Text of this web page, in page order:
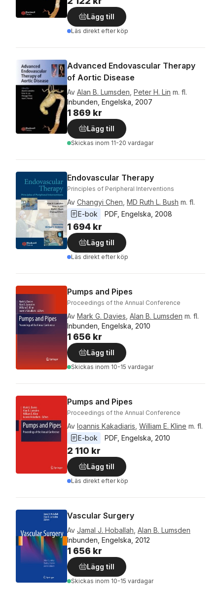
Lägg till
Läs direkt efter köp
Advanced Endovascular Therapy
of Aortic Disease
Av Alan B. Lumsden Peter H. Lin m. fl.
Inbunden, Engelska, 2007
1 869 kr
Lägg till
Skickas inom 11-20 vardagar
Endovascular Therapy
Principles of Peripheral Interventions
Av Changyi Chen MD Ruth L. Bush m. fl.
E-bok
PDF Engelska 2008
1 694 kr
Lägg till
Läs direkt efter köp
Pumps and Pipes
Proceedings of the Annual Conference
Av Mark G. Davies Alan B. Lumsden m. fl.
Inbunden, Engelska, 2010
1 656 kr
Lägg till
Skickas inom 10-15 vardagar
Pumps and Pipes
Proceedings of the Annual Conference
Av Ioannis Kakadiaris William E. Kline m. fl.
E-bok
PDF Engelska 2010
2 110 kr
Lägg till
Läs direkt efter köp
Vascular Surgery
Av Jamal J. Hoballah Alan B. Lumsden
Inbunden, Engelska, 2012
1 656 kr
Lägg till
Skickas inom 10-15 vardagar